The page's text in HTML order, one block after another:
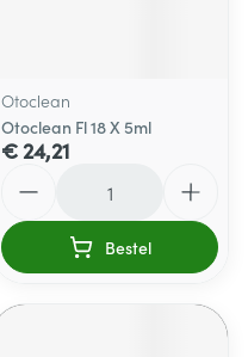
Otoclean
Otoclean Fl 18 X 5ml
€ 24,21
Bestel